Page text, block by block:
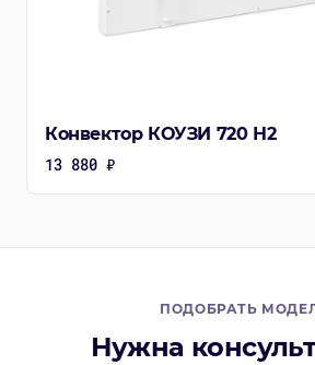
Конвектор КОУЗИ 720 Н2
13 880 ₽
ПОДОБРАТЬ
Нужна